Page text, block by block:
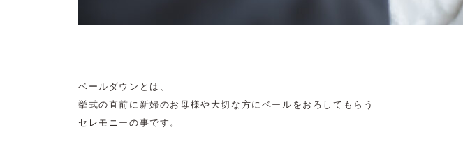
ベールダウンとは、
挙式の直前に新婦のお母様や大切な方にベールをおろしてもらう
セレモニーの事です。